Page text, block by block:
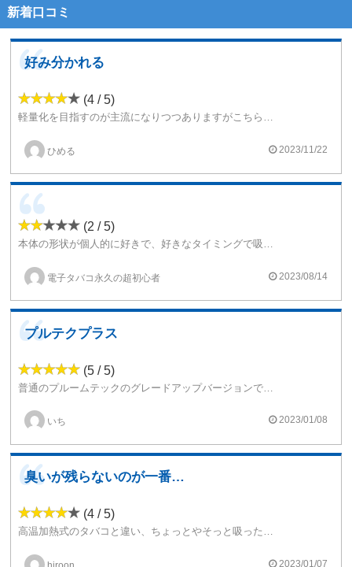
新着口コミ
好み分かれる
(4 / 5)
軽量化を目指すのが主流になりつつありますがこちらは風味を追求したデバイスだと思います。普段VAPEを使っているので十分に手軽で美味しい喫煙具だと思います。メイン機でも十分使えます。
ひめる 2023/11/22
(2 / 5)
吸い応え自体は他の加熱式タバコにも評価の高いVAPEにも劣って、なおかつタバコカプセルが普通のタバコと変わらない値段なのに ニコチンを摂取できたという感じが薄かったのが微妙でした。
電子タバコ永久の超初心者 2023/08/14
プルテクプラス
(5 / 5)
普通のプルームテックのグレードアップバージョンですがサイズが少し大きくなりますので注意ですが吸い心地もよくニコチン摂取もちゃんとできるので便利です
いち 2023/01/08
臭いが残らないのが一番の利点。
(4 / 5)
高温加熱式のタバコと違い、ちょっとやそっと吸ったぐらいでは「吸った後の臭い」が残らず時間が経てばバレないレベルなのが一番の利点ですね。
2023/01/07